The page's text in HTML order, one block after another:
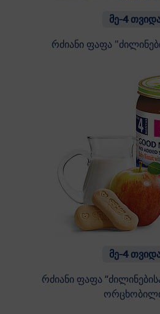
მე-4
რძიანი ფაფა
მე-4
რძიანი ფაფა